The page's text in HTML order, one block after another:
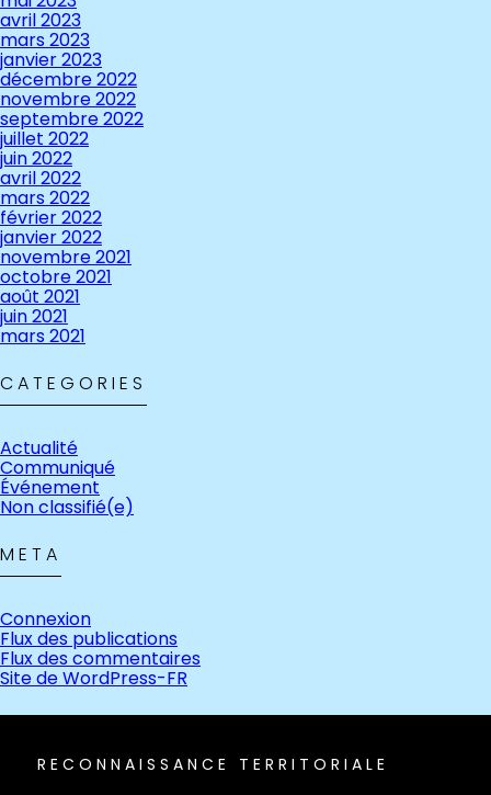
avril 2023
mars 2023
janvier 2023
décembre 2022
novembre 2022
septembre 2022
juillet 2022
juin 2022
avril 2022
mars 2022
février 2022
janvier 2022
novembre 2021
octobre 2021
août 2021
juin 2021
mars 2021
CATEGORIES
Actualité
Communiqué
Événement
Non classifié(e)
META
Connexion
Flux des publications
Flux des commentaires
Site de WordPress-FR
RECONNAISSANCE TERRITORIALE